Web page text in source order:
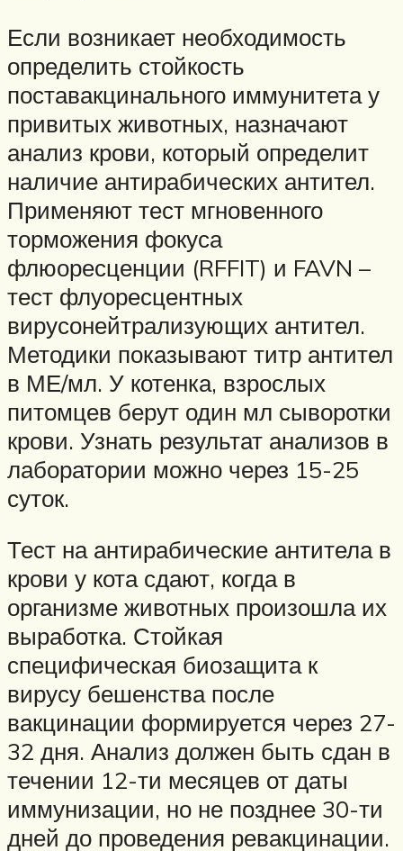
Если возникает необходимость
определить стойкость
поставакцинального иммунитета у
привитых животных, назначают
анализ крови, который определит
наличие антирабических антител.
Применяют тест мгновенного
торможения фокуса
флюоресценции (RFFIT) и FAVN –
тест флуоресцентных
вирусонейтрализующих антител.
Методики показывают титр антител
в МЕ/мл. У котенка, взрослых
питомцев берут один мл сыворотки
крови. Узнать результат анализов в
лаборатории можно через 15-25
суток.
Тест на антирабические антитела в
крови у кота сдают, когда в
организме животных произошла их
выработка. Стойкая
специфическая биозащита к
вирусу бешенства после
вакцинации формируется через 27-
32 дня. Анализ должен быть сдан в
течении 12-ти месяцев от даты
иммунизации, но не позднее 30-ти
дней до проведения ревакцинации.